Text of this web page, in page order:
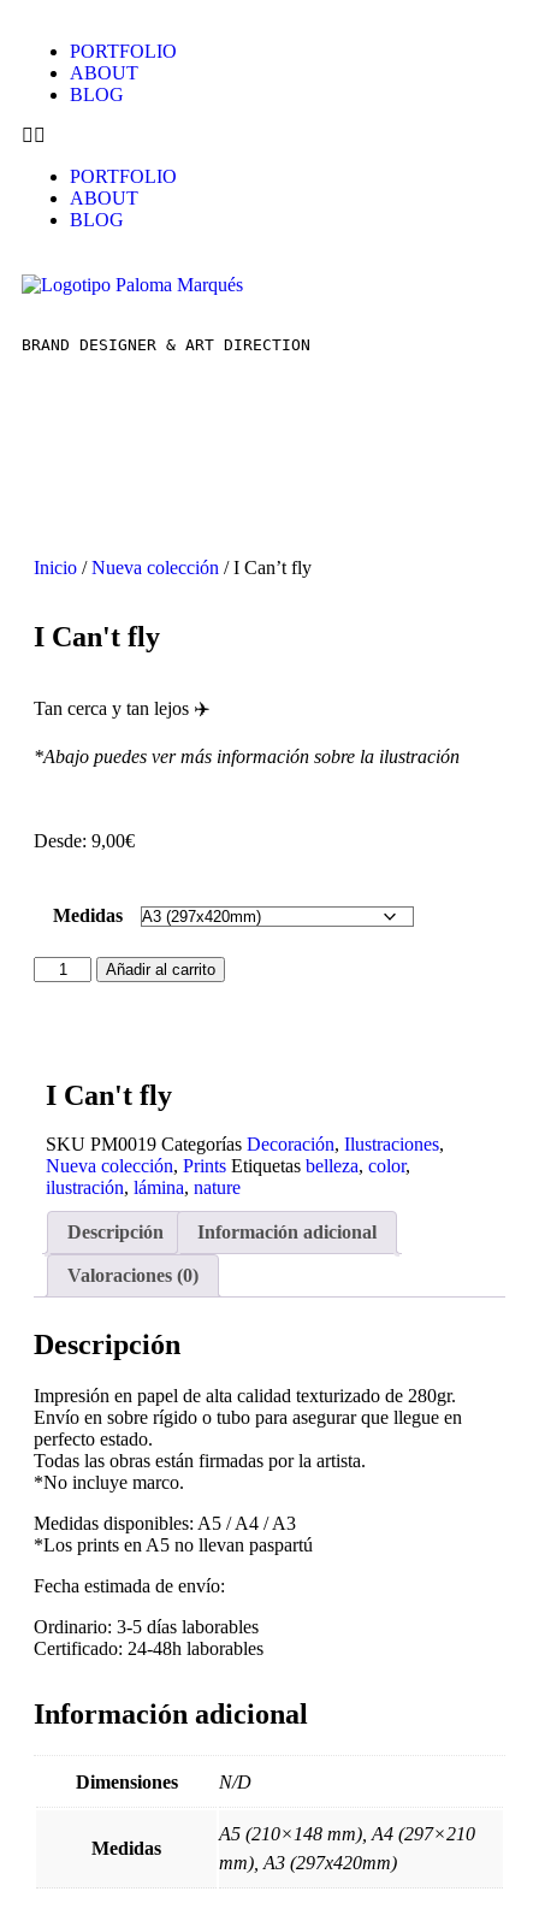
PORTFOLIO
ABOUT
BLOG
PORTFOLIO
ABOUT
BLOG
BRAND DESIGNER & ART DIRECTION
Inicio /Nueva colección / I Can’t fly
I Can't fly
Tan cerca y tan lejos ✈️
*Abajo puedes ver más información sobre la ilustración
Desde: 9,00€
Medidas
Añadir al carrito
I Can't fly
SKU PM0019 Categorías Decoración, Ilustraciones,
Nueva colección, Prints Etiquetas belleza, color,
ilustración, lámina, nature
Descripción Información adicional
Valoraciones (0)
Descripción
Impresión en papel de alta calidad texturizado de 280gr.
Envío en sobre rígido o tubo para asegurar que llegue en
perfecto estado.
Todas las obras están firmadas por la artista.
*No incluye marco.
Medidas disponibles: A5 / A4 / A3
*Los prints en A5 no llevan paspartú
Fecha estimada de envío:
Ordinario: 3-5 días laborables
Certificado: 24-48h laborables
Información adicional
Dimensiones N/D
Medidas
A5 (210×148 mm), A4 (297×210
mm), A3 (297x420mm)